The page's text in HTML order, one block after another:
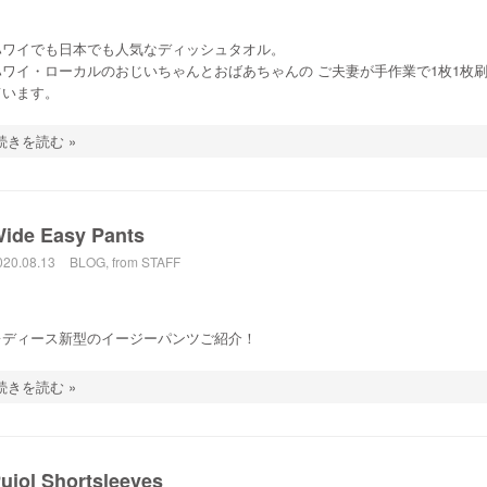
イでも日本でも人気なディッシュタオル。
イ・ローカルのおじいちゃんとおばあちゃんの ご夫妻が手作業で1枚1枚
ます。
きを読む »
Easy Pants
BLOG from STAFF
ィース新型のイージーパンツご紹介！
きを読む »
Shortsleeves